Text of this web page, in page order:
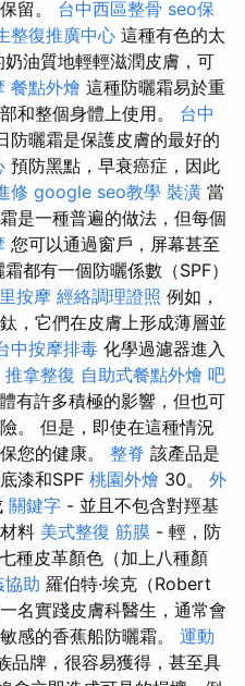
留。 台中西區整骨 seo保
整復推廣中心 這種有色的太
油質地輕輕滋潤皮膚，可
餐點外燴 這種防曬霜易於重
和整個身體上使用。 台中
防曬霜是保護皮膚的最好的
預防黑點，早衰癌症，因此
修 google seo教學 裝潢 當
是一種普遍的做法，但每個
您可以通過窗戶，屏幕甚至
都有一個防曬係數（SPF）
按摩 經絡調理證照 例如，
，它們在皮膚上形成薄層並
中按摩排毒 化學過濾器進入
推拿整復 自助式餐點外燴 吧
有許多積極的影響，但也可
。 但是，即使在這種情況
您的健康。 整脊 該產品是
漆和SPF 桃園外燴 30。 外
關鍵字 - 並且不包含對羥基
料 美式整復 筋膜 - 輕，防
種皮革顏色（加上八種顏
協助 羅伯特·埃克（Robert
名實踐皮膚科醫生，通常會
感的香蕉船防曬霜。 運動
品牌，很容易獲得，甚至具